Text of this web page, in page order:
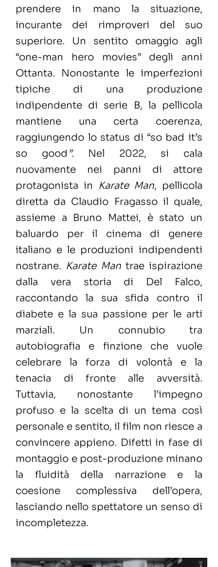
prendere in mano la situazione,
incurante dei rimproveri del suo
superiore. Un sentito omaggio agli
“one-man hero movies” degli anni
Ottanta. Nonostante le imperfezioni
tipiche di una produzione
indipendente di serie B, la pellicola
mantiene una certa coerenza,
raggiungendo lo status di “so bad it’s
so good ”. Nel 2022, si cala
nuovamente nei panni di attore
protagonista in Karate Man, pellicola
diretta da Claudio Fragasso il quale,
assieme a Bruno Mattei, è stato un
baluardo per il cinema di genere
italiano e le produzioni indipendenti
nostrane. Karate Man trae ispirazione
dalla vera storia di Del Falco,
raccontando la sua sfida contro il
diabete e la sua passione per le arti
marziali. Un connubio tra
autobiografia e finzione che vuole
celebrare la forza di volontà e la
tenacia di fronte alle avversità.
Tuttavia, nonostante l’impegno
profuso e la scelta di un tema così
personale e sentito, il film non riesce a
convincere appieno. Difetti in fase di
montaggio e post-produzione minano
la fluidità della narrazione e la
coesione complessiva dell’opera,
lasciando nello spettatore un senso di
incompletezza.